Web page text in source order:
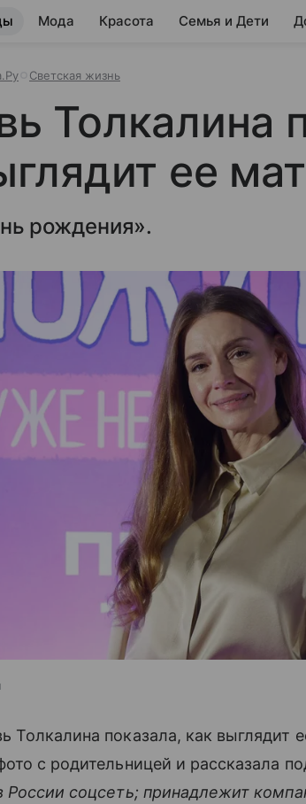
Мода Красота Семья и Дети
Светская жизнь
Толкалина
ее
рождения».
Толкалина показала, как выглядит
с родительницей и рассказала
России соцсеть; принадлежит